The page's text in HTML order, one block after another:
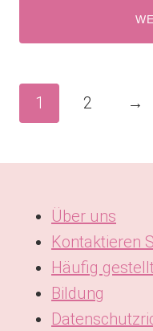
1 2 →
Über uns
Kontaktieren
Häufig
Bildung